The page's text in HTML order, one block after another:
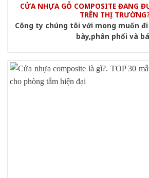
CỬA NHỰA GỖ COMPOSITE ĐANG
TRÊN THỊ
Công ty chúng tôi với mong muốn
bày,phân phối và